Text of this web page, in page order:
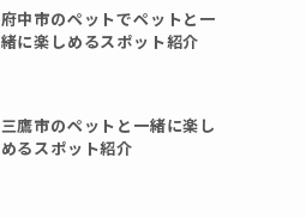
府中市のペットでペットと一
緒に楽しめるスポット紹介
三鷹市のペットと一緒に楽し
めるスポット紹介